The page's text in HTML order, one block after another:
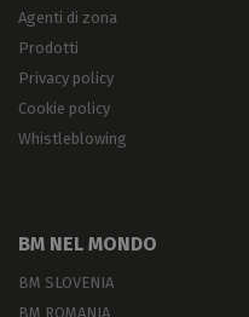
Agenti di zona
Prodotti
Privacy policy
Cookie policy
Whistleblowing
BM NEL MONDO
BM SLOVENIA
BM ROMANIA